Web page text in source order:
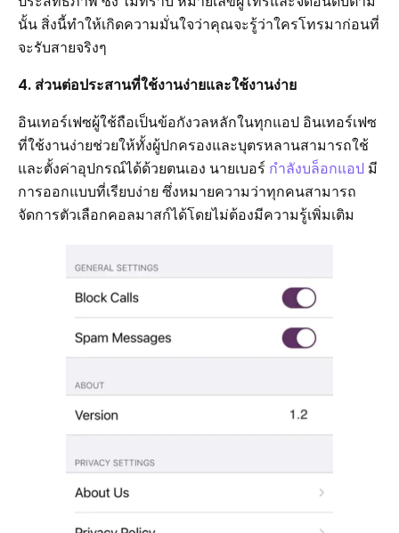
นั้น สิ่งนี้ทำให้เกิดความมั่นใจว่าคุณจะรู้ว่าใครโทรมาก่อนที่
จะรับสายจริงๆ
4. ส่วนต่อประสานที่ใช้งานง่ายและใช้งานง่าย
อินเทอร์เฟซผู้ใช้ถือเป็นข้อกังวลหลักในทุกแอป อินเทอร์เฟซ
ที่ใช้งานง่ายช่วยให้ทั้งผู้ปกครองและบุตรหลานสามารถใช้
และตั้งค่าอุปกรณ์ได้ด้วยตนเอง นายเบอร์ กำลังบล็อกแอป มี
การออกแบบที่เรียบง่าย ซึ่งหมายความว่าทุกคนสามารถ
จัดการตัวเลือกคอลมาสก์ได้โดยไม่ต้องมีความรู้เพิ่มเติม